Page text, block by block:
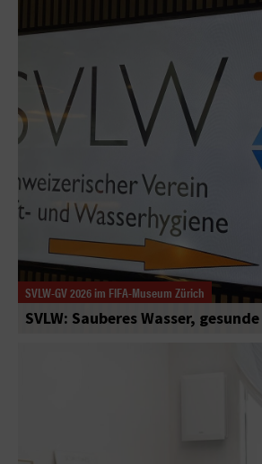
SVLW: Sauberes Wasser,
SVLW-GV 2026 im FIFA-Museum Zürich